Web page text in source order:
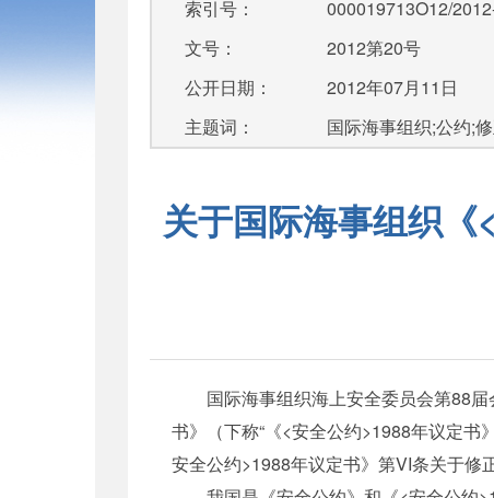
索引号：
000019713O12/
文号：
2012第20号
公开日期：
2012年07月11日
主题词：
国际海事组织;公约;
关于国际海事组织
国际海事组织海上安全委员会第88届
书》（下称“《<安全公约>1988年议定书
安全公约>1988年议定书》第VI条关于修